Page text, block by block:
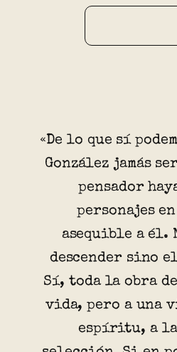
«De lo que sí
González jamás
pensador
personajes
asequible a él.
descender sino
Sí, toda la obra
vida, pero a una
espíritu, a